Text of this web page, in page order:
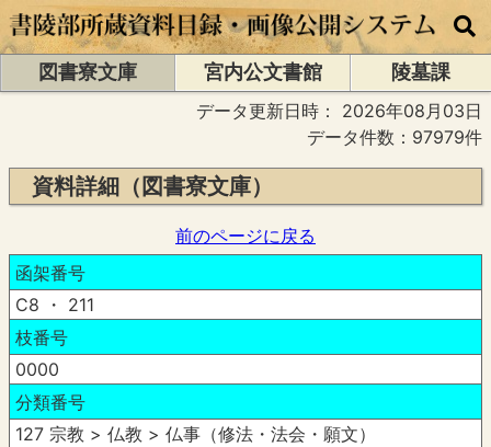
図書寮文庫 宮内公文書館
陵墓課
データ更新日時： 2026年08月03日
データ件数：97979件
資料詳細（図書寮文庫）
前のページに戻る
函架番号
C8 ・ 211
枝番号
0000
分類番号
127 宗教 > 仏教 > 仏事（修法・法会・願文）